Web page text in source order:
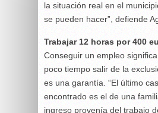
la situación real en el
se pueden hacer”, defiende
Trabajar 12 horas por 400
Conseguir un empleo
poco tiempo salir de la
es una garantía. “El último
encontrado es el de una
ingreso provenía del trabajo